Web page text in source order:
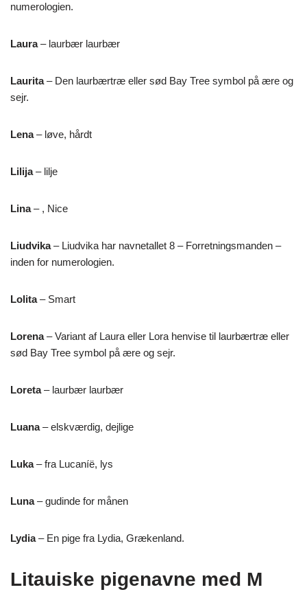
numerologien.
Laura– laurbær laurbær
Laurita– Den laurbærtræ eller sød Bay Tree symbol på ære og
sejr.
Lena– løve, hårdt
Lilija– lilje
Lina– , Nice
Liudvika– Liudvika har navnetallet 8 – Forretningsmanden –
inden for numerologien.
Lolita– Smart
Lorena– Variant af Laura eller Lora henvise til laurbærtræ eller
sød Bay Tree symbol på ære og sejr.
Loreta– laurbær laurbær
Luana– elskværdig, dejlige
Luka– fra Lucaníë, lys
Luna– gudinde for månen
Lydia– En pige fra Lydia, Grækenland.
Litauiske pigenavne med M